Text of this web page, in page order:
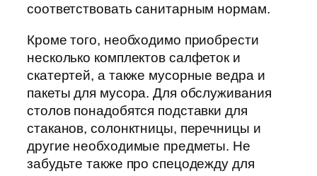
соответствовать санитарным нормам.
Кроме того, необходимо приобрести
несколько комплектов салфеток и
скатертей, а также мусорные ведра и
пакеты для мусора. Для обслуживания
столов понадобятся подставки для
стаканов, солонктницы, перечницы и
другие необходимые предметы. Не
забудьте также про спецодежду для